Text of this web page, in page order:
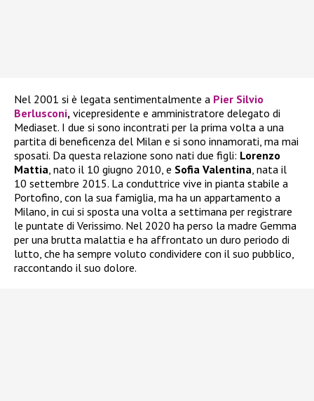
Nel 2001 si è legata sentimentalmente a Pier Silvio
Berlusconi, vicepresidente e amministratore delegato di
Mediaset. I due si sono incontrati per la prima volta a una
partita di beneficenza del Milan e si sono innamorati, ma mai
sposati. Da questa relazione sono nati due figli: Lorenzo
Mattia , nato il 10 giugno 2010, e Sofia Valentina , nata il
10 settembre 2015. La conduttrice vive in pianta stabile a
Portofino, con la sua famiglia, ma ha un appartamento a
Milano, in cui si sposta una volta a settimana per registrare
le puntate di Verissimo. Nel 2020 ha perso la madre Gemma
per una brutta malattia e ha affrontato un duro periodo di
lutto, che ha sempre voluto condividere con il suo pubblico,
raccontando il suo dolore.